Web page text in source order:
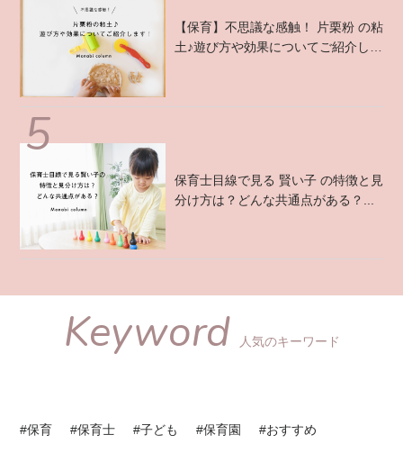
【保育】不思議な感触！ 片栗粉 の粘
土♪遊び方や効果についてご紹介しま
保育士目線で見る 賢い子 の特徴と見
分け方は？どんな共通点がある？...
Keyword 人気のキーワード
#保育 #保育士 #子ども #保育園 #おすすめ